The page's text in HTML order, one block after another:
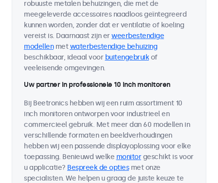
robuuste metalen behuizingen, die met de
meegeleverde accessoires naadloos geïntegreerd
kunnen worden, zonder dat er ventilatie of koeling
vereist is. Daarnaast zijn erweerbestendige
modellenmetwaterbestendige behuizing
beschikbaar, ideaal voor buitengebruikof
veeleisende omgevingen.
Uw partner in professionele 10 inch monitoren
Bij Beetronics hebben wij een ruim assortiment 10
inch monitoren ontworpen voor industrieel en
commercieel gebruik. Met meer dan 60 modellen in
verschillende formaten en beeldverhoudingen
hebben wij een passende displayoplossing voor elke
toepassing. Benieuwd welke monitorgeschikt is voor
u applicatie? Bespreek de optiesmet onze
specialisten. We helpen u graag de juiste keuze te